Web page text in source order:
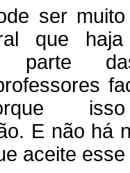
ser
que haja
parte
E não há
aceite